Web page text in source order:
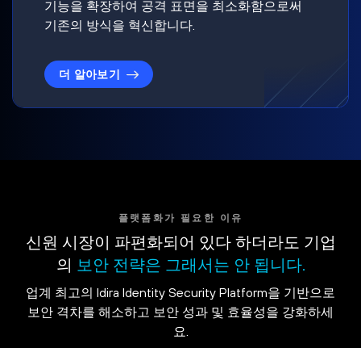
기능을 확장하여 공격 표면을 최소화함으로써
기존의 방식을 혁신합니다.
더 알아보기
플랫폼화가 필요한 이유
신원 시장이 파편화되어 있다 하더라도 기업
의 보안 전략은 그래서는 안 됩니다.
업계 최고의 Idira Identity Security Platform을 기반으로
보안 격차를 해소하고 보안 성과 및 효율성을 강화하세
요.